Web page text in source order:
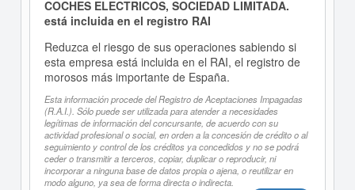
COCHES ELECTRICOS, SOCIEDAD LIMITADA.
está incluida en el registro RAI
Reduzca el riesgo de sus operaciones sabiendo si
esta empresa está incluida en el RAI, el registro de
morosos más importante de España.
Esta información procede del Registro de Aceptaciones Impagadas
(R.A.I.). Sólo puede ser utilizada para atender a necesidades
legítimas de información del concursante, de acuerdo con su
actividad profesional o social, en orden a la concesión de crédito o al
seguimiento y control de los créditos ya concedidos y no se podrá
ceder o transmitir a terceros, copiar, duplicar o reproducir, ni
incorporar a ninguna base de datos propia o ajena, o reutilizar en
modo alguno, ya sea de forma directa o indirecta.